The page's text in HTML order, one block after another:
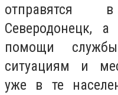
Северодонецк,
помощи
ситуациям и
уже в те